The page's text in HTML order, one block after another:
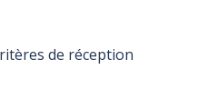
de réception